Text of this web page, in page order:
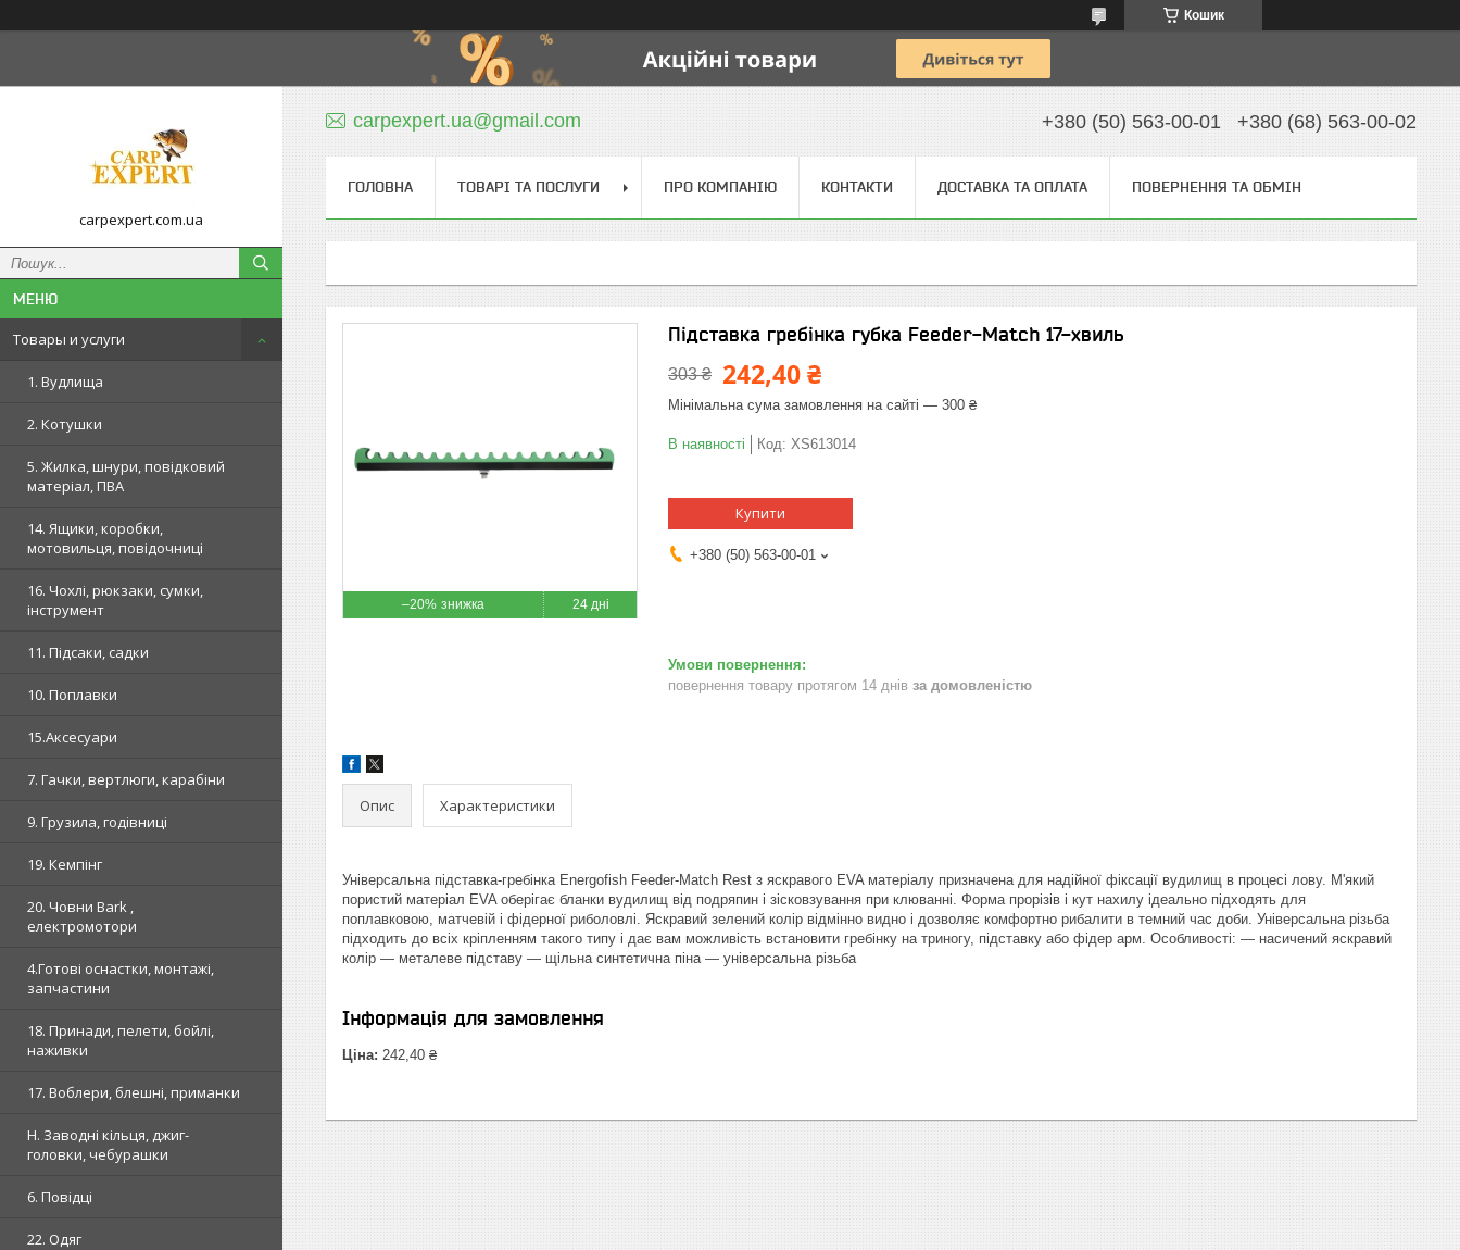
Кошик
carpexpert.com.ua
Товары и услуги
1. Вудлища
2. Котушки
5. Жилка, шнури, повідковий
матеріал, ПВА
14. Ящики, коробки,
мотовильця, повідочниці
16. Чохлі, рюкзаки, сумки,
інструмент
11. Підсаки, садки
10. Поплавки
15.Аксесуари
7. Гачки, вертлюги, карабіни
9. Грузила, годівниці
19. Кемпінг
20. Човни Bark ,
електромотори
4.Готові оснастки, монтажі,
запчастини
18. Принади, пелети, бойлі,
наживки
17. Воблери, блешні, приманки
H. Заводні кільця, джиг-
головки, чебурашки
6. Повідці
22. Одяг
carpexpert.ua@gmail.com +380 (50) 563-00-01 +380 (68) 563-00-02
ГОЛОВНА ТОВАРІ ТА ПОСЛУГИ ПРО КОМПАНІЮ КОНТАКТИ ДОСТАВКА ТА ОПЛАТА ПОВЕРНЕННЯ ТА ОБМІН
–20% 24 дні
Підставка гребінка губка Feeder-Match 17-хвиль
303 ₴ 242,40 ₴
Мінімальна сума замовлення на сайті — 300 ₴
В наявності Код: XS613014
Купити
+380 (50) 563-00-01
повернення товару протягом 14 днів за домовленістю
Опис Характеристики
Універсальна підставка-гребінка Energofish Feeder-Match Rest з яскравого EVA матеріалу призначена для надійної фіксації вудилищ в процесі лову. М'який
пористий матеріал EVA оберігає бланки вудилищ від подряпин і зісковзування при клюванні. Форма прорізів і кут нахилу ідеально підходять для
поплавковою, матчевій і фідерної риболовлі. Яскравий зелений колір відмінно видно і дозволяє комфортно рибалити в темний час доби. Універсальна різьба
підходить до всіх кріпленням такого типу і дає вам можливість встановити гребінку на триногу, підставку або фідер арм. Особливості: — насичений яскравий
колір — металеве підставу — щільна синтетична піна — універсальна різьба
Інформація для замовлення
Ціна: 242,40 ₴